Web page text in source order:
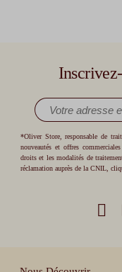
*Oliver Store, responsable de
nouveautés et offres
droits et les modalités de
réclamation auprès de la CNIL,